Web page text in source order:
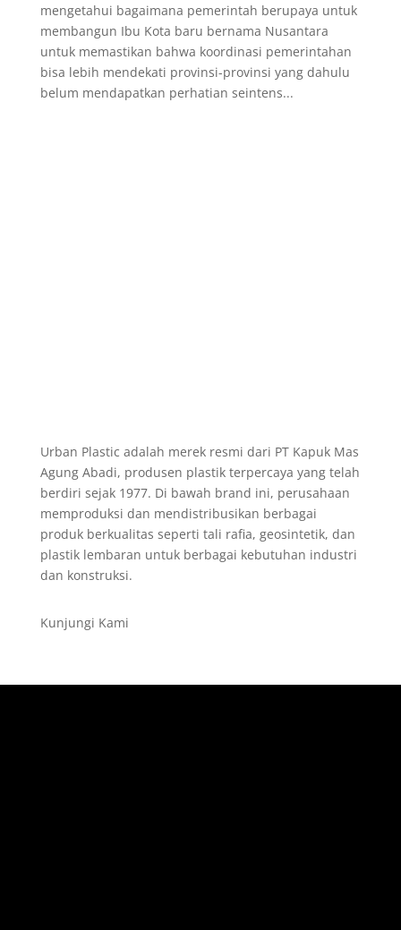
mengetahui bagaimana pemerintah berupaya untuk
membangun Ibu Kota baru bernama Nusantara
untuk memastikan bahwa koordinasi pemerintahan
bisa lebih mendekati provinsi-provinsi yang dahulu
belum mendapatkan perhatian seintens...
Urban Plastic adalah merek resmi dari PT Kapuk Mas
Agung Abadi, produsen plastik terpercaya yang telah
berdiri sejak 1977. Di bawah brand ini, perusahaan
memproduksi dan mendistribusikan berbagai
produk berkualitas seperti tali rafia, geosintetik, dan
plastik lembaran untuk berbagai kebutuhan industri
dan konstruksi.
Kunjungi Kami